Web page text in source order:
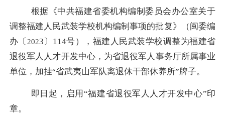
根据《中共福建省委机构编制委员会办公室关于
调整福建人民武装学校机构编制事项的批复》（闽委编
办 〔 2023 〕 114号），福建 人民武装学校调整为福建省
退役军人人才开发中心， 为省退役军人事务厅所属事业
单位 ，加挂“省武夷山军队离退休干部休养所”牌子。
即日 起 ， 启用 “福建省退役军人人才开发中心”印
章。